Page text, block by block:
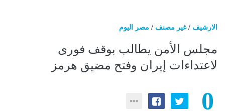
الارشيف /غير مصنف / مصر اليوم
مجلس الأمن يطالب بوقف فورى
لاعتداءات إيران وفتح مضيق هرمز
0